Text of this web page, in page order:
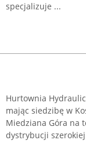
specjalizuje ...
Hurtownia
mając siedzibę w
Miedziana Góra na
dystrybucji